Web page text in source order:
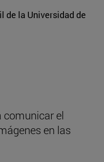
de la Universidad de
comunicar el
en las